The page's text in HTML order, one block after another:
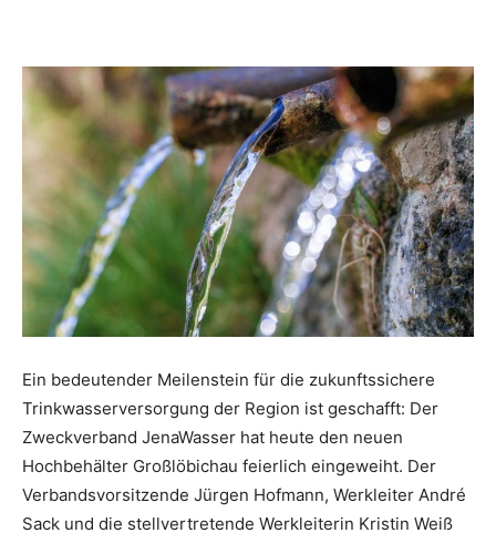
Ein bedeutender Meilenstein für die zukunftssichere
Trinkwasserversorgung der Region ist geschafft: Der
Zweckverband JenaWasser hat heute den neuen
Hochbehälter Großlöbichau feierlich eingeweiht. Der
Verbandsvorsitzende Jürgen Hofmann, Werkleiter André
Sack und die stellvertretende Werkleiterin Kristin Weiß